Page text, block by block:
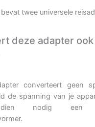
twee universele
deze adapter
converteert geen
de spanning van je
nodig een